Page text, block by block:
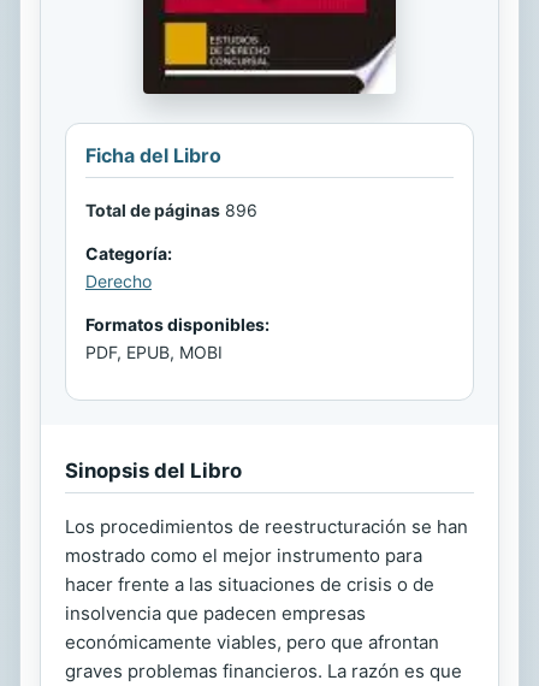
Ficha del Libro
Total de páginas 896
Categoría:
Derecho
Formatos disponibles:
PDF, EPUB, MOBI
Sinopsis del Libro
Los procedimientos de reestructuración se han
mostrado como el mejor instrumento para
hacer frente a las situaciones de crisis o de
insolvencia que padecen empresas
económicamente viables, pero que afrontan
graves problemas financieros. La razón es que